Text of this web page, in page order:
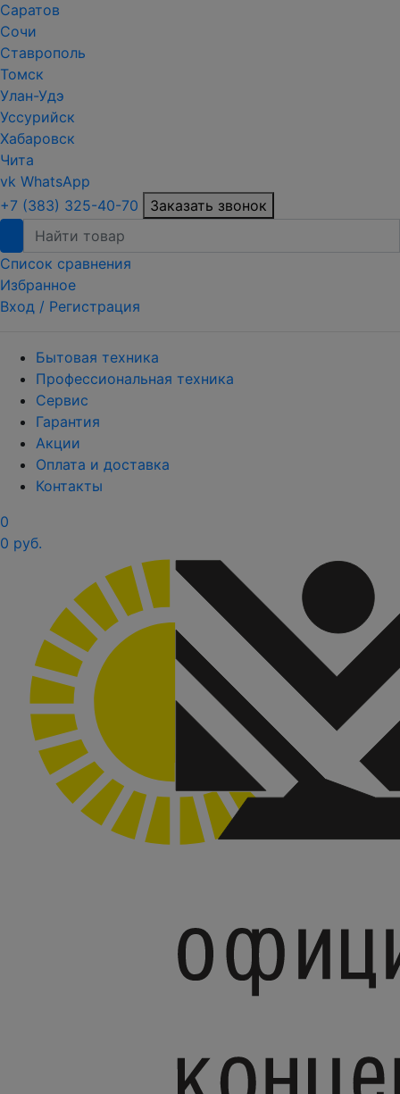
Саратов
Сочи
Ставрополь
Томск
Улан-Удэ
Уссурийск
Хабаровск
Чита
vk WhatsApp
+7 (383) 325-40-70
Заказать звонок
Список сравнения
Избранное
Вход / Регистрация
Бытовая техника
Профессиональная техника
Сервис
Гарантия
Акции
Оплата и доставка
Контакты
0
0 руб.